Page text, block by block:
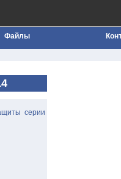
Файлы
серии